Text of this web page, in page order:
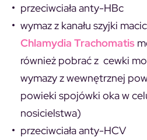
przeciwciała anty-HBc
wymaz z kanału szyjki
Chlamydia Trachomatis
również pobrać z cewki
wymazy z wewnętrznej
powieki spojówki oka w
nosicielstwa)
przeciwciała anty-HCV